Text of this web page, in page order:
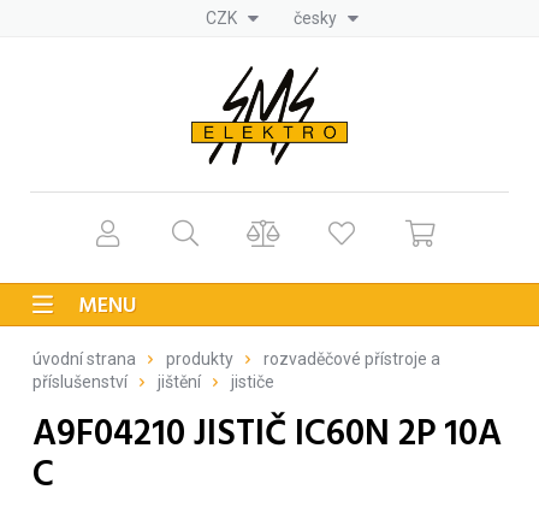
CZK česky
MENU
úvodní strana produkty
rozvaděčové přístroje a
příslušenství
jištění jističe
A9F04210 JISTIČ IC60N 2P 10A
C